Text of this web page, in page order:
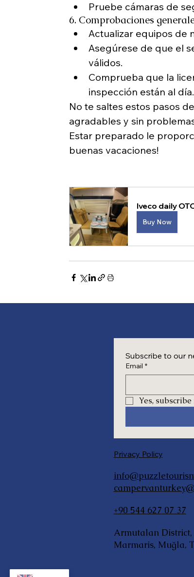
Pruebe cámaras de
6. Comprobaciones
Actualizar equipos de
Asegúrese de que el
válidos.
Comprueba que la
inspección están al día.
No te saltes estos pasos
agradables y sin
Estar preparado le
buenas vacaciones!
Iveco daily
Buy Now
Subscribe to our
Email *
Yes,
Privacy Policy
+90 544 627 07 37
Armutalan District,
Marmaris, Muğla,